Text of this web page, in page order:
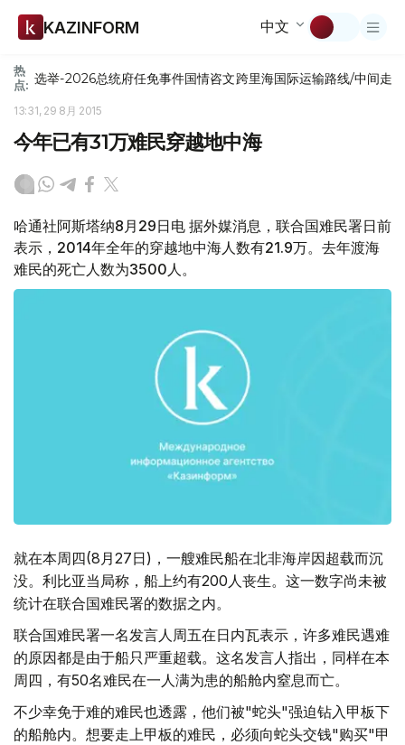
KAZINFORM 中文
热
点: 选举-2026总统府任免事件国情咨文跨里海国际运输路线/中间走廊
13:31, 29 8月 2015
今年已有31万难民穿越地中海
哈通社阿斯塔纳8月29日电 据外媒消息，联合国难民署日前
表示，2014年全年的穿越地中海人数有21.9万。去年渡海
难民的死亡人数为3500人。
就在本周四(8月27日)，一艘难民船在北非海岸因超载而沉
没。利比亚当局称，船上约有200人丧生。这一数字尚未被
统计在联合国难民署的数据之内。
联合国难民署一名发言人周五在日内瓦表示，许多难民遇难
的原因都是由于船只严重超载。这名发言人指出，同样在本
周四，有50名难民在一人满为患的船舱内窒息而亡。
不少幸免于难的难民也透露，他们被"蛇头"强迫钻入甲板下
的船舱内。想要走上甲板的难民，必须向蛇头交钱"购买"甲